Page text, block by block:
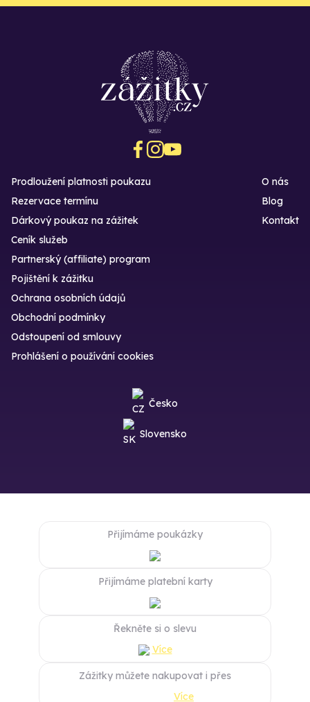
Prodloužení platnosti poukazu
Rezervace termínu
Dárkový poukaz na zážitek
O nás
Blog
Kontakt
Ceník služeb
Partnerský (affiliate) program
Pojištění k zážitku
Ochrana osobních údajů
Obchodní podmínky
Odstoupení od smlouvy
Prohlášení o používání cookies
Česko
Slovensko
Přijímáme poukázky
Přijímáme platební karty
Řekněte si o slevu
Více
Zážitky můžete nakupovat i přes
Více